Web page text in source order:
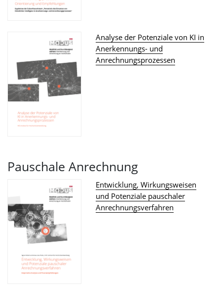
Analyse der Potenziale von KI in
Anerkennungs- und
Anrechnungsprozessen
Pauschale Anrechnung
Entwicklung, Wirkungsweisen
und Potenziale pauschaler
Anrechnungsverfahren